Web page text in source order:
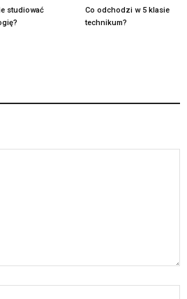
studiować
Co odchodzi w 5 klasie
technikum?